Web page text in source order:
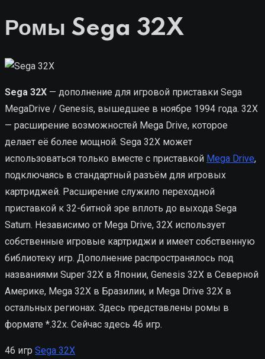
Ромы Sega 32X
Sega 32X — дополнение для игровой приставки Sega
MegaDrive / Genesis, вышедшее в ноябре 1994 года. 32X
— расширение возможностей Mega Drive, которое
делает её более мощной. Sega 32X может
использоваться только вместе с приставкой Mega Drive,
подключаясь в стандартный разъём для игровых
картриджей. Расширение служило переходной
приставкой к 32-битной эре вплоть до выхода Sega
Saturn. Независимо от Mega Drive, 32X использует
собственные игровые картриджи и имеет собственную
библиотеку игр. Дополнение распространялось под
названиями Super 32X в Японии, Genesis 32X в Северной
Америке, Mega 32X в Бразилии, и Mega Drive 32X в
остальных регионах. Здесь представлены ромы в
формате *.32x. Сейчас здесь 46 игр.
46 игр Sega 32X